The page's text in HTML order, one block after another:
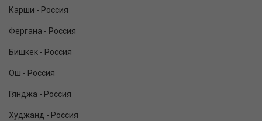
Карши - Россия
Фергана - Россия
Бишкек - Россия
Ош - Россия
Гянджа - Россия
Худжанд - Россия